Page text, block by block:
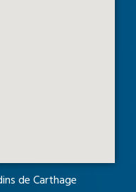
de Carthage